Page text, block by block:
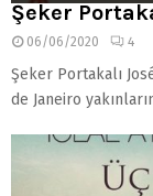
Şeker
06/06/2020 4
Şeker Portakalı
de Janeiro